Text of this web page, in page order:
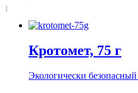
1
Кротомет, 75 г
Экологически